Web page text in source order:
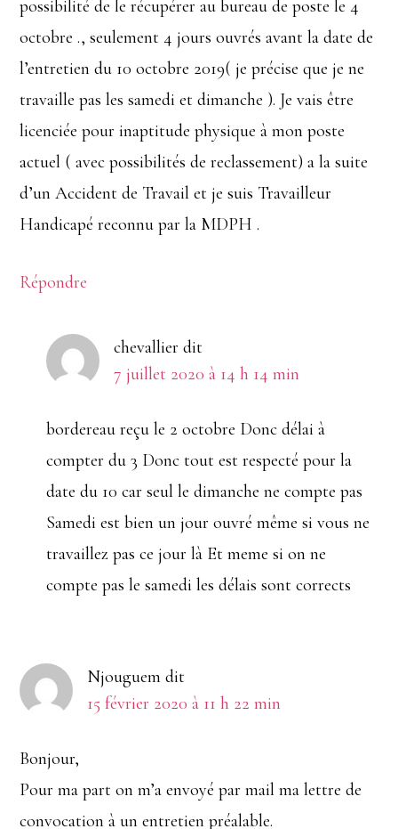
possibilité de le récupérer au bureau de poste le 4
octobre ., seulement 4 jours ouvrés avant la date de
l’entretien du 10 octobre 2019( je précise que je ne
travaille pas les samedi et dimanche ). Je vais être
licenciée pour inaptitude physique à mon poste
actuel ( avec possibilités de reclassement) a la suite
d’un Accident de Travail et je suis Travailleur
Handicapé reconnu par la MDPH .
Répondre
chevallier dit
7 juillet 2020 à 14 h 14 min
bordereau reçu le 2 octobre Donc délai à
compter du 3 Donc tout est respecté pour la
date du 10 car seul le dimanche ne compte pas
Samedi est bien un jour ouvré même si vous ne
travaillez pas ce jour là Et meme si on ne
compte pas le samedi les délais sont corrects
Njouguem dit
15 février 2020 à 11 h 22 min
Bonjour,
Pour ma part on m’a envoyé par mail ma lettre de
convocation à un entretien préalable.